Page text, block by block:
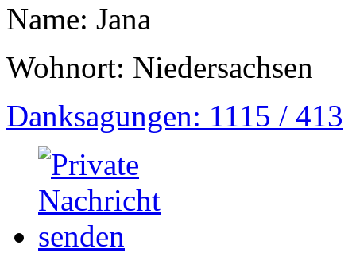
Name: Jana
Wohnort: Niedersachsen
Danksagungen: 1115 / 413